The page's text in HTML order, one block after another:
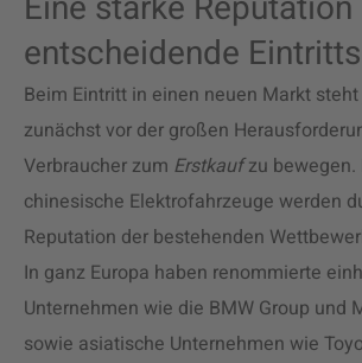
entscheidende
Beim Eintritt in einen neuen Markt
zunächst vor der großen
Verbraucher zum Erstkaufzu bewegen.
chinesische Elektrofahrzeuge werden
Reputation der bestehenden
In ganz Europa haben renommierte
Unternehmen wie die BMW Group und
sowie asiatische Unternehmen wie